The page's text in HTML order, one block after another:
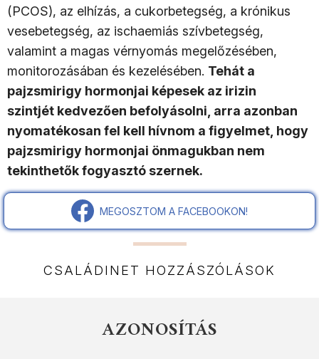
(PCOS), az elhízás, a cukorbetegség, a krónikus
vesebetegség, az ischaemiás szívbetegség,
valamint a magas vérnyomás megelőzésében,
monitorozásában és kezelésében. Tehát a
pajzsmirigy hormonjai képesek az irizin
szintjét kedvezően befolyásolni, arra azonban
nyomatékosan fel kell hívnom a figyelmet, hogy
pajzsmirigy hormonjai önmagukban nem
tekinthetők fogyasztó szernek.
MEGOSZTOM A FACEBOOKON!
CSALÁDINET HOZZÁSZÓLÁSOK
AZONOSÍTÁS